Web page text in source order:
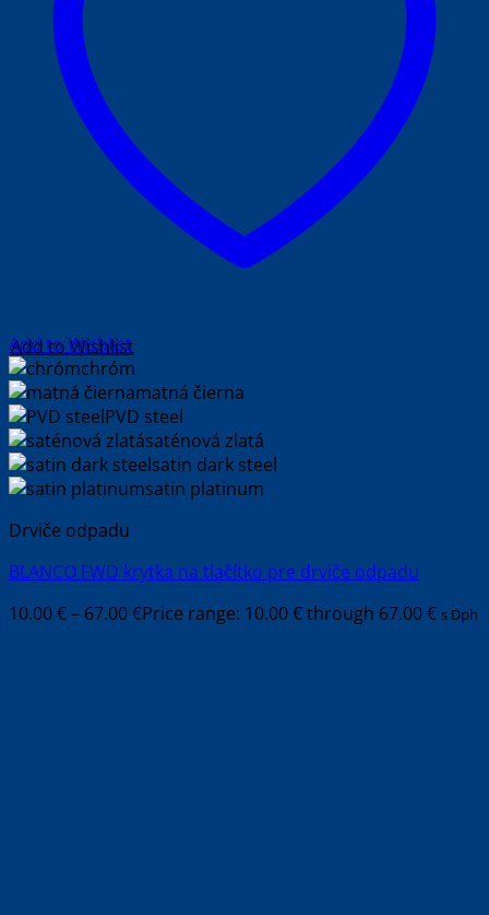
Add to Wishlist
chróm
matná čierna
PVD steel
saténová zlatá
satin dark steel
satin platinum
Drviče odpadu
BLANCO FWD krytka na tlačítko pre drviče odpadu
10.00€– 67.00€Price range: 10.00 € through 67.00 € s Dph